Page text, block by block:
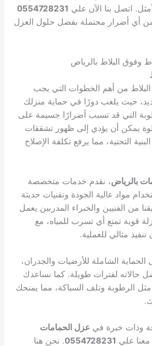
اتصل بنا الآن علي 0554728231
أي أضرار محتملة بفضل حلول العزل
وفوق البلاط بالرياض
من أهم الخطوات التي يجب
حيث يلعب دورًا في حماية منزلك
التي قد تسبب أضرارًا جسيمة على
يمكن أن يؤدي إلى ظهور تشققات
التحتية، مما يرفع تكلفة الإصلاح
بالرياض، نقدم خدمات متخصصة
مواد عالية الجودة وتقنيات حديثة
من الفنيين والخبراء المدربين يعمل
قوية تمنع أي تسرب للمياه، مع
مثالي للعملية.
الحماية الشاملة للأرضيات والجدران،
حالاته لفترات طويلة. كما نساعدك
الرطوبة وتلف السباكة، مما يمنحك
وذات خبرة فيعزل الحمامات
معنا علي 0554728231. نحن هنا